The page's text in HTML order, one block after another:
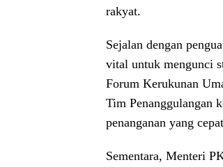
rakyat.
Sejalan dengan
vital untuk mengunci
Forum Kerukunan
Tim Penanggulangan
penanganan yang
Sementara, Menteri